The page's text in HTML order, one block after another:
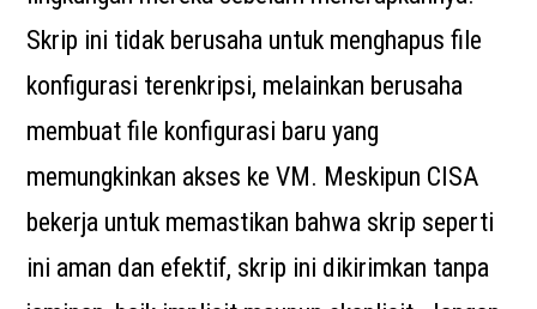
Skrip ini tidak berusaha untuk menghapus file
konfigurasi terenkripsi, melainkan berusaha
membuat file konfigurasi baru yang
memungkinkan akses ke VM. Meskipun CISA
bekerja untuk memastikan bahwa skrip seperti
ini aman dan efektif, skrip ini dikirimkan tanpa